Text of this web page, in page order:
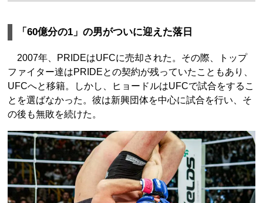
「60億分の1」の男がついに迎えた落日
2007年、PRIDEはUFCに売却された。その際、トップ
ファイター達はPRIDEとの契約が残っていたこともあり、
UFCへと移籍。しかし、ヒョードルはUFCで試合をするこ
とを選ばなかった。彼は新興団体を中心に試合を行い、そ
の後も無敗を続けた。